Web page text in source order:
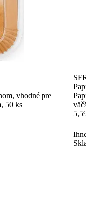
vhodné pre
50 ks